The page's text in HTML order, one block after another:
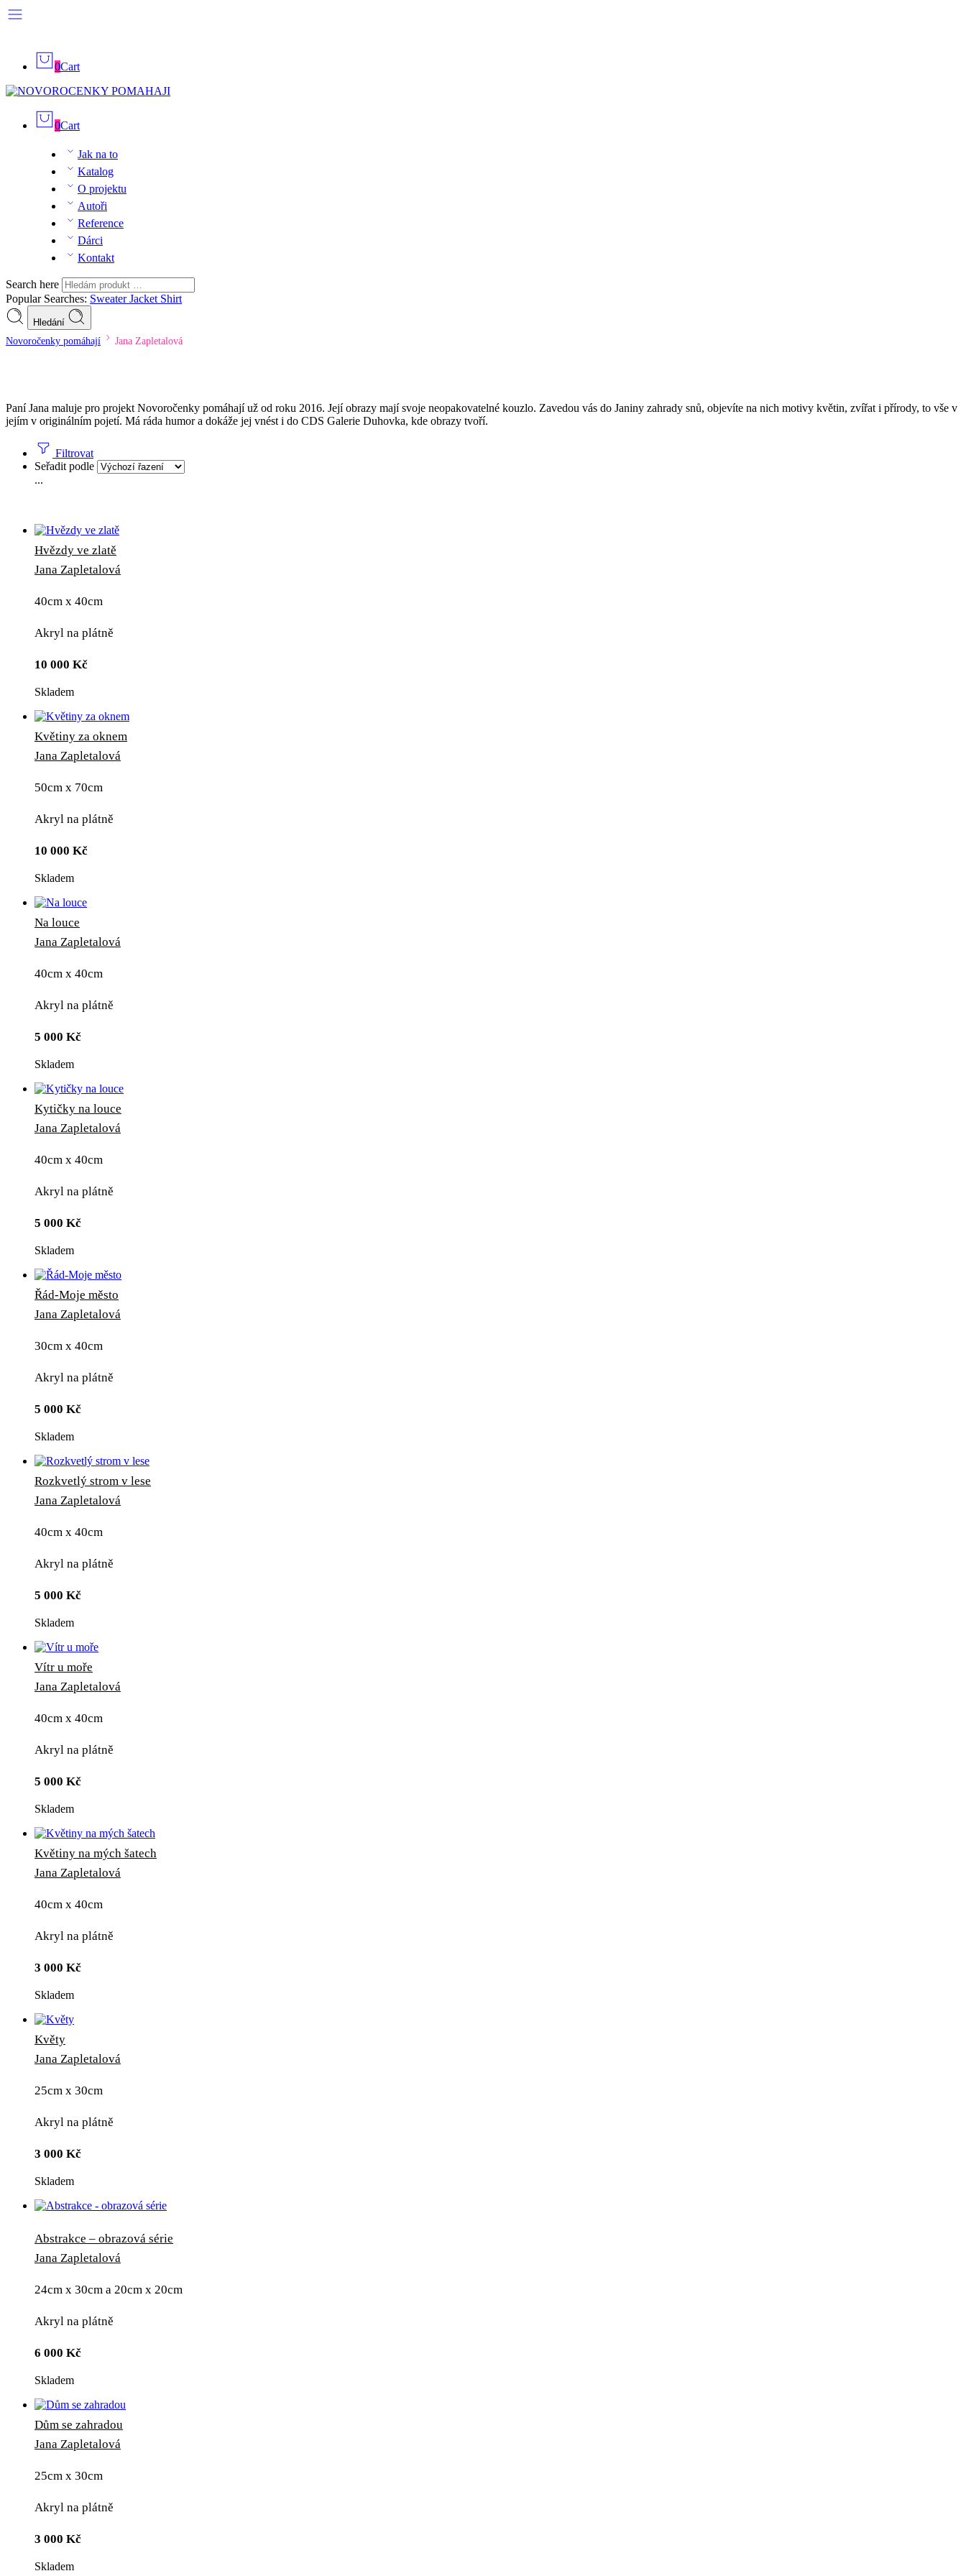
0Cart
0Cart
Jak na to
Katalog
O projektu
Autoři
Reference
Dárci
Kontakt
Search here
Popular Searches: SweaterJacket Shirt
Hledání
Novoročenky pomáhají Jana Zapletalová
Paní Jana maluje pro projekt Novoročenky pomáhají už od roku 2016. Její obrazy mají svoje neopakovatelné kouzlo. Zavedou vás do Janiny zahrady snů, objevíte na nich motivy květin, zvířat i přírody, to vše v
jejím v originálním pojetí. Má ráda humor a dokáže jej vnést i do CDS Galerie Duhovka, kde obrazy tvoří.
Filtrovat
Seřadit podle
...
Hvězdy ve zlatě
Jana Zapletalová
40cm x 40cm
Akryl na plátně
10 000 Kč
Skladem
Květiny za oknem
Jana Zapletalová
50cm x 70cm
Akryl na plátně
10 000 Kč
Skladem
Na louce
Jana Zapletalová
40cm x 40cm
Akryl na plátně
5 000 Kč
Skladem
Kytičky na louce
Jana Zapletalová
40cm x 40cm
Akryl na plátně
5 000 Kč
Skladem
Řád-Moje město
Jana Zapletalová
30cm x 40cm
Akryl na plátně
5 000 Kč
Skladem
Rozkvetlý strom v lese
Jana Zapletalová
40cm x 40cm
Akryl na plátně
5 000 Kč
Skladem
Vítr u moře
Jana Zapletalová
40cm x 40cm
Akryl na plátně
5 000 Kč
Skladem
Květiny na mých šatech
Jana Zapletalová
40cm x 40cm
Akryl na plátně
3 000 Kč
Skladem
Květy
Jana Zapletalová
25cm x 30cm
Akryl na plátně
3 000 Kč
Skladem
Abstrakce – obrazová série
Jana Zapletalová
24cm x 30cm a 20cm x 20cm
Akryl na plátně
6 000 Kč
Skladem
Dům se zahradou
Jana Zapletalová
25cm x 30cm
Akryl na plátně
3 000 Kč
Skladem